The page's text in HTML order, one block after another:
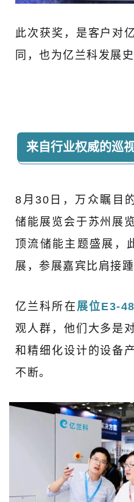
此次获奖，是客户对
同，也为亿兰科发展
来自行业权威的巡
8月30日，万众瞩目
储能展览会于苏州展
顶流储能主题盛展，
展，参展嘉宾比肩接踵
亿兰科所在 展位E3-48
观人群，他们大多是
和精细化设计的设备
不断。